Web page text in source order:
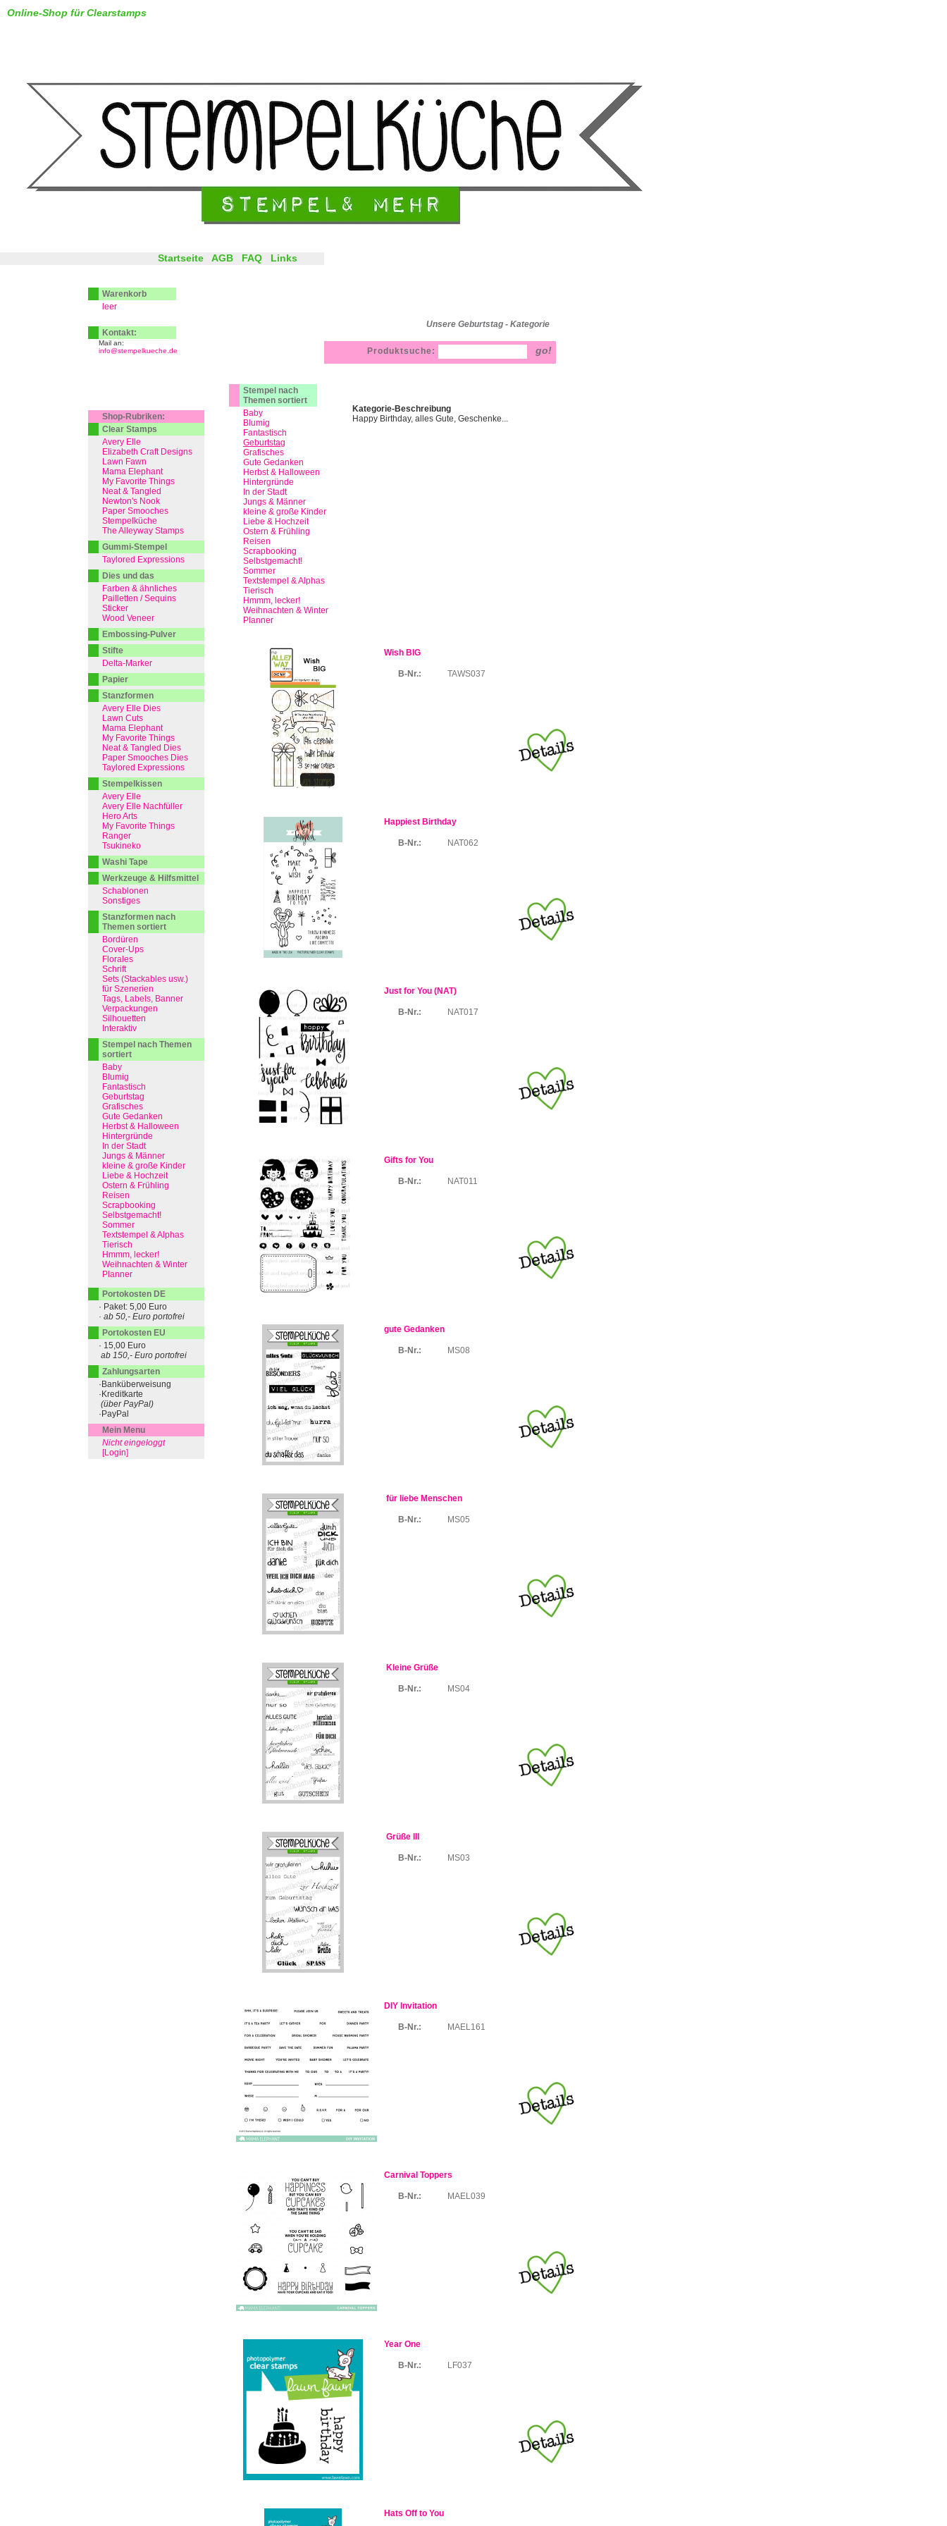
Unsere Geburtstag - Kategorie
Online-Shop für Clearstamps
Stempel nach
Themen sortiert
Baby
Blumig
Fantastisch
Geburtstag
Grafisches
Gute Gedanken
Herbst & Halloween
Hintergründe
In der Stadt
Jungs & Männer
kleine & große Kinder
Liebe & Hochzeit
Ostern & Frühling
Reisen
Scrapbooking
Selbstgemacht!
Sommer
Textstempel & Alphas
Tierisch
Hmmm, lecker!
Weihnachten & Winter
Planner
Kategorie-Beschreibung
Happy Birthday, alles Gute, Geschenke...
Wish BIG
B-Nr.: TAWS037
Happiest Birthday
B-Nr.: NAT062
Just for You (NAT)
B-Nr.: NAT017
Gifts for You
B-Nr.: NAT011
gute Gedanken
B-Nr.: MS08
für liebe Menschen
B-Nr.: MS05
Kleine Grüße
B-Nr.: MS04
Grüße III
B-Nr.: MS03
DIY Invitation
B-Nr.: MAEL161
Carnival Toppers
B-Nr.: MAEL039
Year One
B-Nr.: LF037
Hats Off to You
Startseite AGB FAQ Links
Produktsuche:
Warenkorb
leer
Kontakt:
Mail an:
info@stempelkueche.de
Shop-Rubriken:
Clear Stamps
Avery Elle
Elizabeth Craft Designs
Lawn Fawn
Mama Elephant
My Favorite Things
Neat & Tangled
Newton's Nook
Paper Smooches
Stempelküche
The Alleyway Stamps
Gummi-Stempel
Taylored Expressions
Dies und das
Farben & ähnliches
Pailletten / Sequins
Sticker
Wood Veneer
Embossing-Pulver
Stifte
Delta-Marker
Papier
Stanzformen
Avery Elle Dies
Lawn Cuts
Mama Elephant
My Favorite Things
Neat & Tangled Dies
Paper Smooches Dies
Taylored Expressions
Stempelkissen
Avery Elle
Avery Elle Nachfüller
Hero Arts
My Favorite Things
Ranger
Tsukineko
Washi Tape
Werkzeuge & Hilfsmittel
Schablonen
Sonstiges
Stanzformen nach
Themen sortiert
Bordüren
Cover-Ups
Florales
Schrift
Sets (Stackables usw.)
für Szenerien
Tags, Labels, Banner
Verpackungen
Silhouetten
Interaktiv
Stempel nach Themen
sortiert
Baby
Blumig
Fantastisch
Geburtstag
Grafisches
Gute Gedanken
Herbst & Halloween
Hintergründe
In der Stadt
Jungs & Männer
kleine & große Kinder
Liebe & Hochzeit
Ostern & Frühling
Reisen
Scrapbooking
Selbstgemacht!
Sommer
Textstempel & Alphas
Tierisch
Hmmm, lecker!
Weihnachten & Winter
Planner
Portokosten DE
· Paket: 5,00 Euro
· ab 50,- Euro portofrei
Portokosten EU
· 15,00 Euro
ab 150,- Euro portofrei
Zahlungsarten
·Banküberweisung
·Kreditkarte
(über PayPal)
·PayPal
Mein Menu
Nicht eingeloggt
[Login]